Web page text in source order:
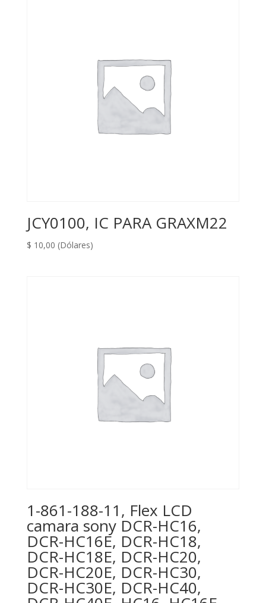
JCY0100, IC PARA GRAXM22
$ 10,00 (Dólares)
1-861-188-11, Flex LCD
camara sony DCR-HC16,
DCR-HC16E, DCR-HC18,
DCR-HC18E, DCR-HC20,
DCR-HC20E, DCR-HC30,
DCR-HC30E, DCR-HC40,